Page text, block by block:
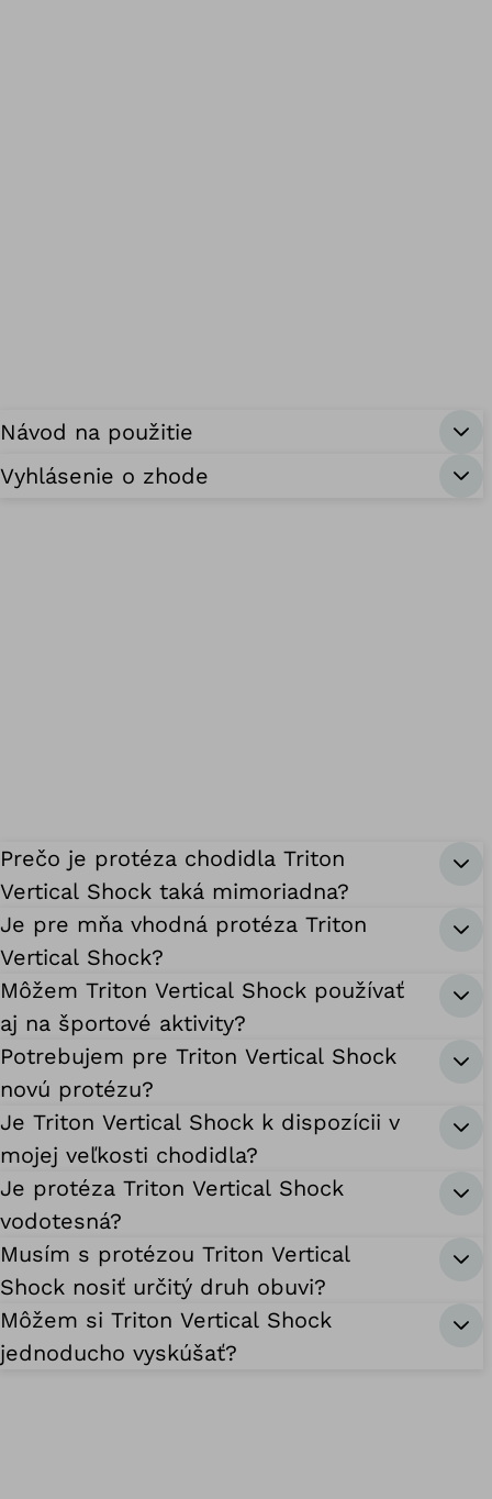
Návod na použitie
Vyhlásenie o zhode
Prečo je protéza chodidla Triton
Vertical Shock taká mimoriadna?
Je pre mňa vhodná protéza Triton
Vertical Shock?
Môžem Triton Vertical Shock používať
aj na športové aktivity?
Potrebujem pre Triton Vertical Shock
novú protézu?
Je Triton Vertical Shock k dispozícii v
mojej veľkosti chodidla?
Je protéza Triton Vertical Shock
vodotesná?
Musím s protézou Triton Vertical
Shock nosiť určitý druh obuvi?
Môžem si Triton Vertical Shock
jednoducho vyskúšať?